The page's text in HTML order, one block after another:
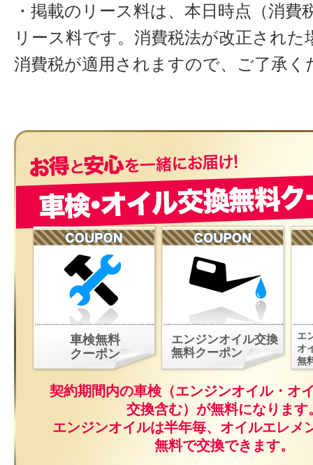
・掲載のリース料は、本日時点（消費
リース料です。消費税法が改正された
消費税が適用されますので、ご了承く
車検無料
クーポン
エンジンオイル交換
無料クーポン
エ
オ
無
契約期間内の車検（エンジンオイル・オ
交換含む）が無料になります
エンジンオイルは半年毎、オイルエレメ
無料で交換できます。